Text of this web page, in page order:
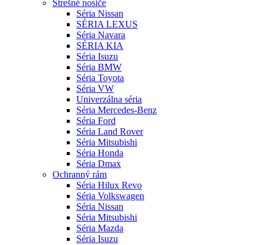
Strešné nosiče
Séria Nissan
SÉRIA LEXUS
Séria Navara
SÉRIA KIA
Séria Isuzu
Séria BMW
Séria Toyota
Séria VW
Univerzálna séria
Séria Mercedes-Benz
Séria Ford
Séria Land Rover
Séria Mitsubishi
Séria Honda
Séria Dmax
Ochranný rám
Séria Hilux Revo
Séria Volkswagen
Séria Nissan
Séria Mitsubishi
Séria Mazda
Séria Isuzu